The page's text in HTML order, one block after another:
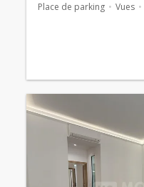
Place de parking Vues